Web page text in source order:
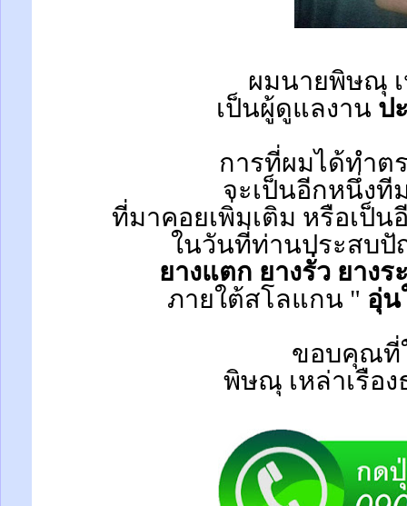
ผมนายพิษณุ เ
เป็นผู้ดูแลงาน ป
การที่ผมได้ทำต
จะเป็นอีกหนึ่งที
ที่มาคอยเพิ่มเติม หรือเป็
ในวันที่ท่านประสบ
ยางแตก ยางรั่ว ยางร
ภายใต้สโลแกน " อุ่น
ขอบคุณที่
พิษณุ เหล่าเรือ